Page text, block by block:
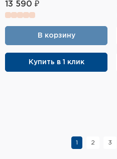
13 590 ₽
В корзину
Купить в 1 клик
1 2 3